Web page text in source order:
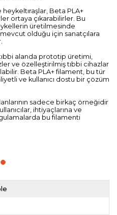
heykeltıraşlar, Beta PLA+
ortaya çıkarabilirler. Bu
üretilmesinde
olduğu için sanatçılara
alanda prototip üretimi,
ve özelleştirilmiş tıbbi cihazlar
Beta PLA+ filament, bu tür
ve kullanıcı dostu bir çözüm
sadece birkaç örneğidir
ihtiyaçlarına ve
bu filamenti